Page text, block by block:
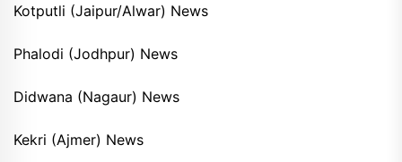
Kotputli (Jaipur/Alwar) News
Phalodi (Jodhpur) News
Didwana (Nagaur) News
Kekri (Ajmer) News